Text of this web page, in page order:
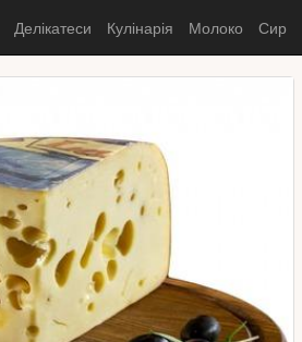
Делікатеси Кулінарія Молоко Сир